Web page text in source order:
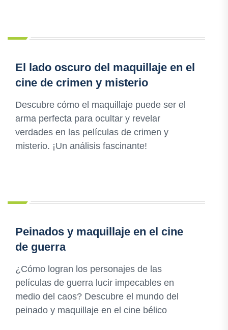
El lado oscuro del maquillaje en el
cine de crimen y misterio
Descubre cómo el maquillaje puede ser el
arma perfecta para ocultar y revelar
verdades en las películas de crimen y
misterio. ¡Un análisis fascinante!
Peinados y maquillaje en el cine
de guerra
¿Cómo logran los personajes de las
películas de guerra lucir impecables en
medio del caos? Descubre el mundo del
peinado y maquillaje en el cine bélico